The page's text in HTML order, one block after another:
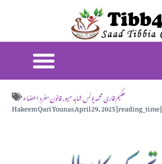
حکیم قاری محمد یونس شاہد میو,قانون مفرد اعضاء
Hakeem Qari YounasApril 29, 2025[reading_time]